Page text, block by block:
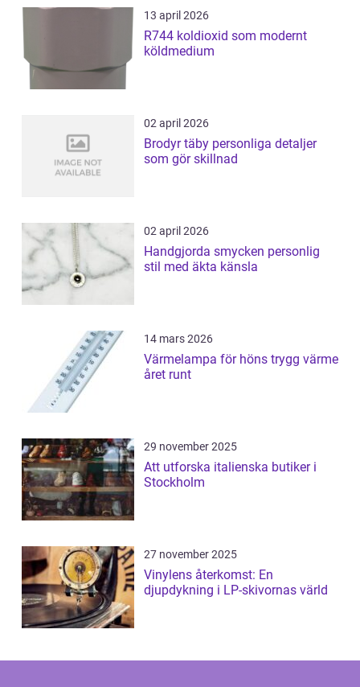
13 april 2026
R744 koldioxid som modernt
köldmedium
02 april 2026
Brodyr täby personliga detaljer
som gör skillnad
02 april 2026
Handgjorda smycken personlig
stil med äkta känsla
14 mars 2026
Värmelampa för höns trygg värme
året runt
29 november 2025
Att utforska italienska butiker i
Stockholm
27 november 2025
Vinylens återkomst: En
djupdykning i LP-skivornas värld